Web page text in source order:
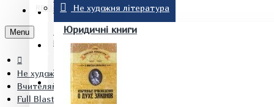
БЛОГ
КОНТАКТИ
(097) 015 28 90
Не художня література
Юридичні книги
REGISTER
Menu
Не художня література
Вчителям. Педагогам. Вихователям
Full Blast Plus for Ukraine НУШ 5 Teacher's Book Книга для